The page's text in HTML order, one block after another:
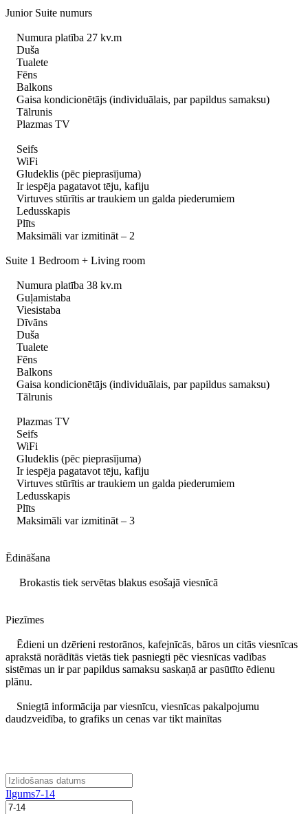
Junior Suite numurs
Numura platība 27 kv.m
Duša
Tualete
Fēns
Balkons
Gaisa kondicionētājs (individuālais, par papildus samaksu)
Tālrunis
Plazmas TV
Seifs
WiFi
Gludeklis (pēc pieprasījuma)
Ir iespēja pagatavot tēju, kafiju
Virtuves stūrītis ar traukiem un galda piederumiem
Ledusskapis
Plīts
Maksimāli var izmitināt – 2
Suite 1 Bedroom + Living room
Numura platība 38 kv.m
Guļamistaba
Viesistaba
Dīvāns
Duša
Tualete
Fēns
Balkons
Gaisa kondicionētājs (individuālais, par papildus samaksu)
Tālrunis
Plazmas TV
Seifs
WiFi
Gludeklis (pēc pieprasījuma)
Ir iespēja pagatavot tēju, kafiju
Virtuves stūrītis ar traukiem un galda piederumiem
Ledusskapis
Plīts
Maksimāli var izmitināt – 3
Ēdināšana
Brokastis tiek servētas blakus esošajā viesnīcā
Piezīmes
Ēdieni un dzērieni restorānos, kafejnīcās, bāros un citās viesnīcas
aprakstā norādītās vietās tiek pasniegti pēc viesnīcas vadības
sistēmas un ir par papildus samaksu saskaņā ar pasūtīto ēdienu
plānu.
Sniegtā informācija par viesnīcu, viesnīcas pakalpojumu
daudzveidība, to grafiks un cenas var tikt mainītas
Ilgums7-14